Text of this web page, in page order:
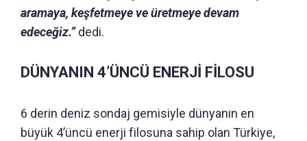
aramaya, keşfetmeye ve üretmeye devam
edeceğiz.”dedi.
DÜNYANIN 4’ÜNCÜ ENERJİ FİLOSU
6 derin deniz sondaj gemisiyle dünyanın en
büyük 4’üncü enerji filosuna sahip olan Türkiye,